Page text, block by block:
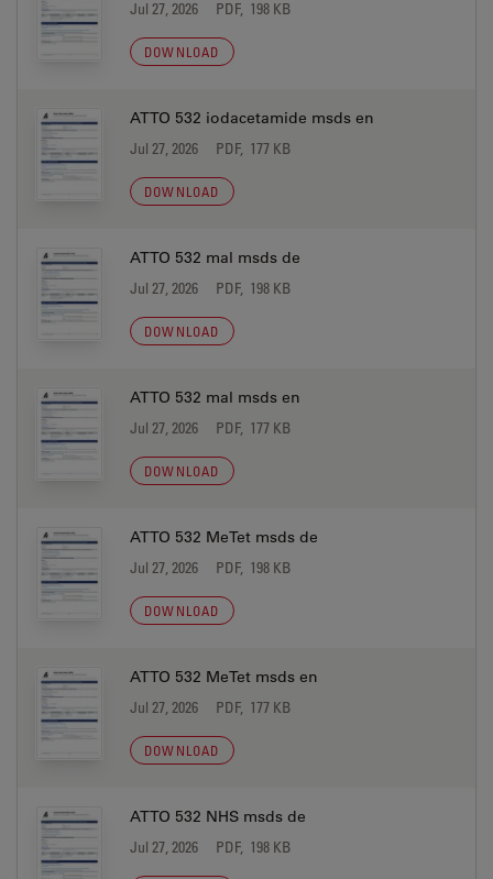
Jul 27, 2026 PDF, 198 KB
DOWNLOAD
ATTO 532 iodacetamide msds en
Jul 27, 2026 PDF, 177 KB
DOWNLOAD
ATTO 532 mal msds de
Jul 27, 2026 PDF, 198 KB
DOWNLOAD
ATTO 532 mal msds en
Jul 27, 2026 PDF, 177 KB
DOWNLOAD
ATTO 532 MeTet msds de
Jul 27, 2026 PDF, 198 KB
DOWNLOAD
ATTO 532 MeTet msds en
Jul 27, 2026 PDF, 177 KB
DOWNLOAD
ATTO 532 NHS msds de
Jul 27, 2026 PDF, 198 KB